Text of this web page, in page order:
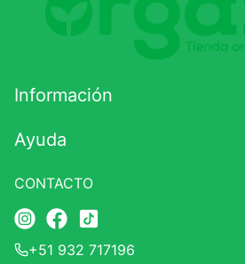
Califique el producto de 1 a
★★★
Correo electrónico
Información
Ayuda
CONTACTO
+51 932 717196